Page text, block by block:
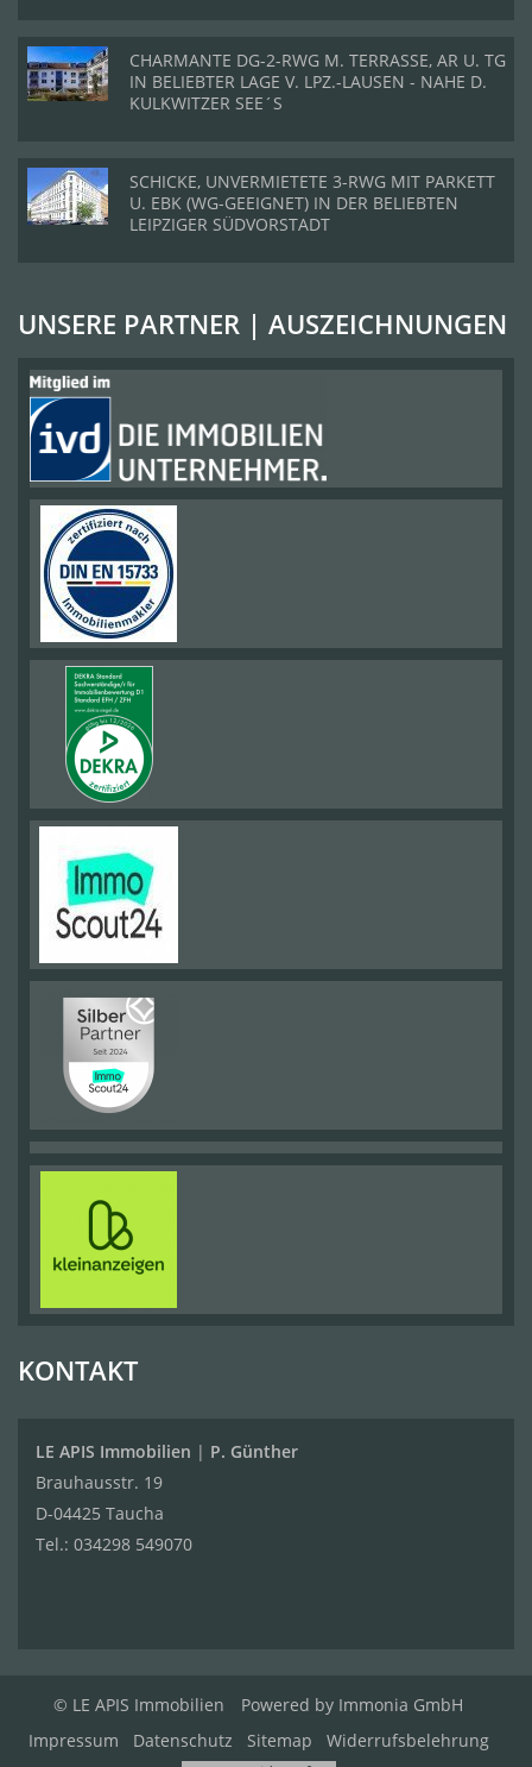
CHARMANTE DG-2-RWG M. TERRASSE, AR U. TG
IN BELIEBTER LAGE V. LPZ.-LAUSEN - NAHE D.
KULKWITZER SEE´S
SCHICKE, UNVERMIETETE 3-RWG MIT PARKETT
U. EBK (WG-GEEIGNET) IN DER BELIEBTEN
LEIPZIGER SÜDVORSTADT
UNSERE PARTNER | AUSZEICHNUNGEN
KONTAKT
LE APIS Immobilien | P. Günther
Brauhausstr. 19
D-04425 Taucha
Tel.: 034298 549070
© LE APIS Immobilien Powered by Immonia GmbH
Impressum
Datenschutz Sitemap Widerrufsbelehrung